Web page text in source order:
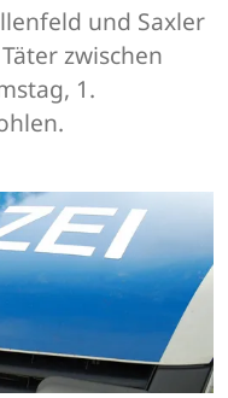
und Saxler
zwischen
1.